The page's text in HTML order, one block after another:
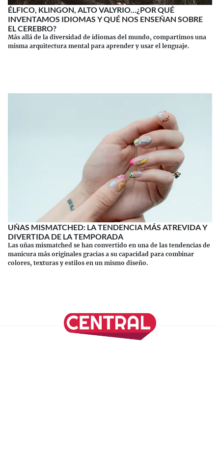
ÉLFICO, KLINGON, ALTO VALYRIO...¿POR QUÉ
INVENTAMOS IDIOMAS Y QUÉ NOS ENSEÑAN SOBRE
EL CEREBRO?
Más allá de la diversidad de idiomas del mundo, compartimos una
misma arquitectura mental para aprender y usar el lenguaje.
UÑAS MISMATCHED: LA TENDENCIA MÁS ATREVIDA Y
DIVERTIDA DE LA TEMPORADA
Las uñas mismatched se han convertido en una de las tendencias de
manicura más originales gracias a su capacidad para combinar
colores, texturas y estilos en un mismo diseño.